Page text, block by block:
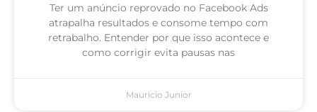
Ter um anúncio reprovado no Facebook Ads
atrapalha resultados e consome tempo com
retrabalho. Entender por que isso acontece e
como corrigir evita pausas nas
Mauricio Junior